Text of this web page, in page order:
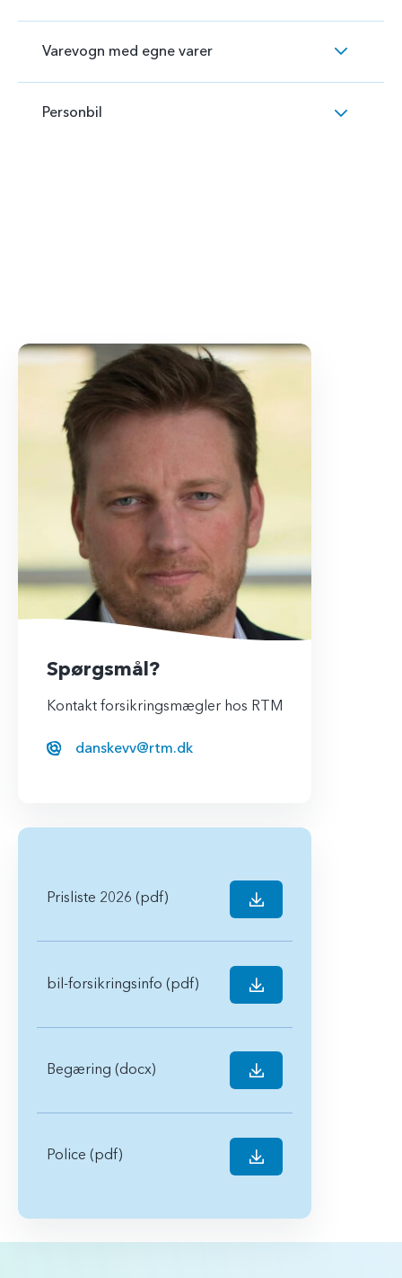
Varevogn med egne varer
Personbil
Spørgsmål?
Kontakt forsikringsmægler hos RTM
danskevv@rtm.dk
Prisliste 2026 (pdf)
bil-forsikringsinfo (pdf)
Begæring (docx)
Police (pdf)